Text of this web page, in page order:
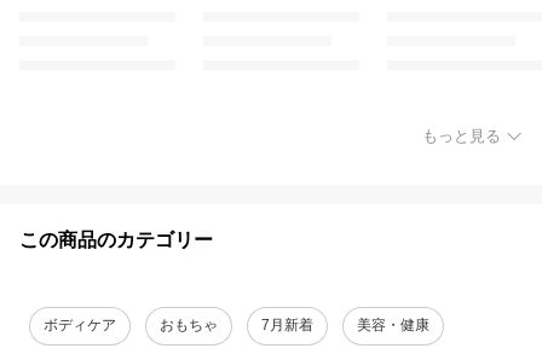
もっと見る
この商品のカテゴリー
ボディケア おもちゃ 7月新着 美容・健康